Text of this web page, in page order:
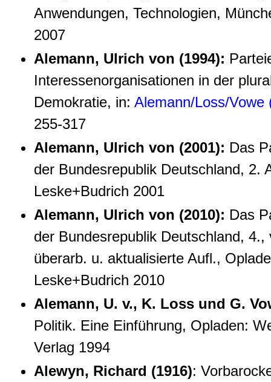
Anwendungen, Technologien,
2007
Alemann, Ulrich von (1994):
Interessenorganisationen in der
Demokratie, in: Alemann/Loss/Vowe
255-317
Alemann, Ulrich von (2001): Das
der Bundesrepublik Deutschland, 2.
Leske+Budrich 2001
Alemann, Ulrich von (2010): Das
der Bundesrepublik Deutschland, 4.,
überarb. u. aktualisierte Aufl.,
Leske+Budrich 2010
Alemann, U. v., K. Loss und G.
Politik. Eine Einführung, Opladen:
Verlag 1994
Alewyn, Richard (1916):